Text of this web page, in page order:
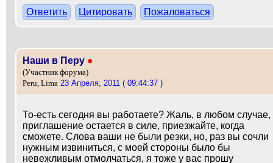
Ответить Цитировать Пожаловаться
Наши в Перу ●
(Участник форума)
Peru, Lima 23 Апреля, 2011 ( 09:44:37 )
То-есть сегодня вы работаете? Жаль, в любом случае,
приглашение остается в силе, приезжайте, когда
сможете. Слова ваши не были резки, но, раз вы сочли
нужным извиниться, с моей стороны было бы
невежливым отмолчаться, я тоже у вас прошу